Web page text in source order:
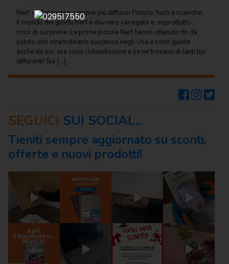
Regalo
Cancelleria
per ufficio
Carta
per
stampanti
Informatica
per
Prodotti
comunità
Scrittura e
correzione
Nerf: un fenomeno sempre più diffuso! Pistole, fucili e ricariche:
il mondo dei giochi Nerf è davvero variegato e, soprattutto,
ricco di sorprese. Le prime pistole Nerf hanno ottenuto fin da
subito uno straordinario successo negli Usa e sono giunte
anche da noi: ora sono richiestissime e se ne trovano di tanti tipi
differenti! Sia […]
SEGUICI SUI SOCIAL...
Tieniti sempre aggiornato su sconti,
offerte e nuovi prodotti!